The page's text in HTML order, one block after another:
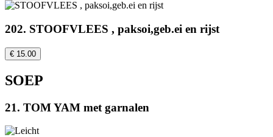
202. STOOFVLEES , paksoi,geb.ei en rijst
€ 15.00
SOEP
21. TOM YAM met garnalen